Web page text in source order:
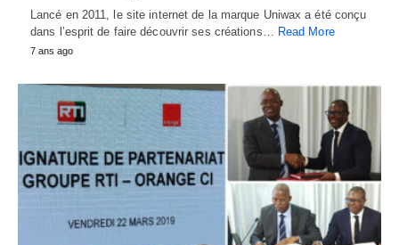
Lancé en 2011, le site internet de la marque Uniwax a été conçu
dans l’esprit de faire découvrir ses créations… Read More
7 ans ago